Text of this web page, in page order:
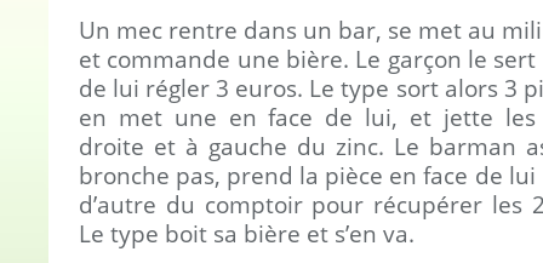
Un mec rentre dans un bar, se met au
et commande une bière. Le garçon le
de lui régler 3 euros. Le type sort alors 3
en met une en face de lui, et jette les
droite et à gauche du zinc. Le barman
bronche pas, prend la pièce en face de
d’autre du comptoir pour récupérer les
Le type boit sa bière et s’en va.